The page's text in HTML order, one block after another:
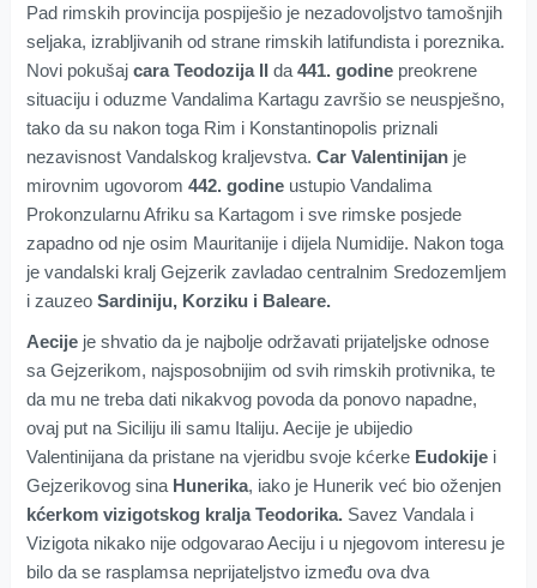
Pad rimskih provincija pospiješio je nezadovoljstvo tamošnjih
seljaka, izrabljivanih od strane rimskih latifundista i poreznika.
Novi pokušaj cara Teodozija IIda 441. godinepreokrene
situaciju i oduzme Vandalima Kartagu završio se neuspješno,
tako da su nakon toga Rim i Konstantinopolis priznali
nezavisnost Vandalskog kraljevstva. Car Valentinijanje
mirovnim ugovorom 442. godineustupio Vandalima
Prokonzularnu Afriku sa Kartagom i sve rimske posjede
zapadno od nje osim Mauritanije i dijela Numidije. Nakon toga
je vandalski kralj Gejzerik zavladao centralnim Sredozemljem
i zauzeo Sardiniju, Korziku i Baleare.
Aecijeje shvatio da je najbolje održavati prijateljske odnose
sa Gejzerikom, najsposobnijim od svih rimskih protivnika, te
da mu ne treba dati nikakvog povoda da ponovo napadne,
ovaj put na Siciliju ili samu Italiju. Aecije je ubijedio
Valentinijana da pristane na vjeridbu svoje kćerke Eudokijei
Gejzerikovog sina Hunerika, iako je Hunerik već bio oženjen
kćerkom vizigotskog kralja Teodorika.Savez Vandala i
Vizigota nikako nije odgovarao Aeciju i u njegovom interesu je
bilo da se rasplamsa neprijateljstvo između ova dva